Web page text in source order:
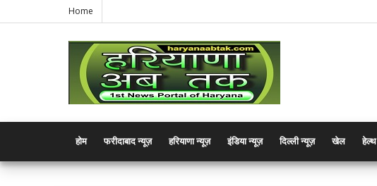
Home
होम फरीदाबाद न्यूज़ हरियाणा न्यूज़ इंडिया न्यूज़ दिल्ली न्यूज़ खेल हेल्थ